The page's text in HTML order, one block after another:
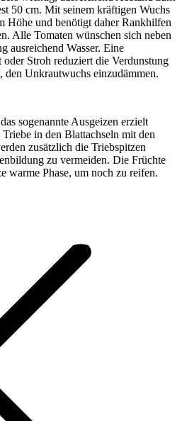
50 cm. Mit seinem kräftigen Wuchs
Höhe und benötigt daher Rankhilfen
Alle Tomaten wünschen sich neben
ausreichend Wasser. Eine
Stroh reduziert die Verdunstung
Unkrautwuchs einzudämmen.
sogenannte Ausgeizen erzielt
in den Blattachseln mit den
zusätzlich die Triebspitzen
zu vermeiden. Die Früchte
warme Phase, um noch zu reifen.